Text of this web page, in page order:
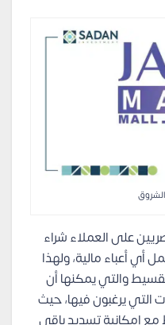
على العملاء شراء
أي أعباء مالية، ولهذا
والتي يمكنها أن
يرغبون فيها، حيث
إمكانية تسديد باقي